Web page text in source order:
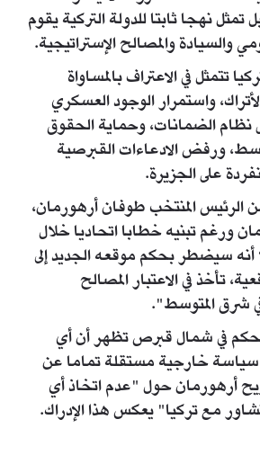
تمثل نهجا ثابتا للدولة التركية يقوم
والسيادة والمصالح الإستراتيجية.
تتمثل في الاعتراف بالمساواة
واستمرار الوجود العسكري
نظام الضمانات، وحماية الحقوق
ورفض الادعاءات القبرصية
على الجزيرة.
المنتخب طوفان أرهورمان،
ورغم تبنيه خطابا اتحاديا خلال
أنه سيضطر بحكم موقعه الجديد إلى
تأخذ في الاعتبار المصالح
في شرق المتوسط".
في شمال قبرص تظهر أن أي
سياسة خارجية مستقلة تماما عن
أرهورمان حول "عدم اتخاذ أي
مع تركيا" يعكس هذا الإدراك.